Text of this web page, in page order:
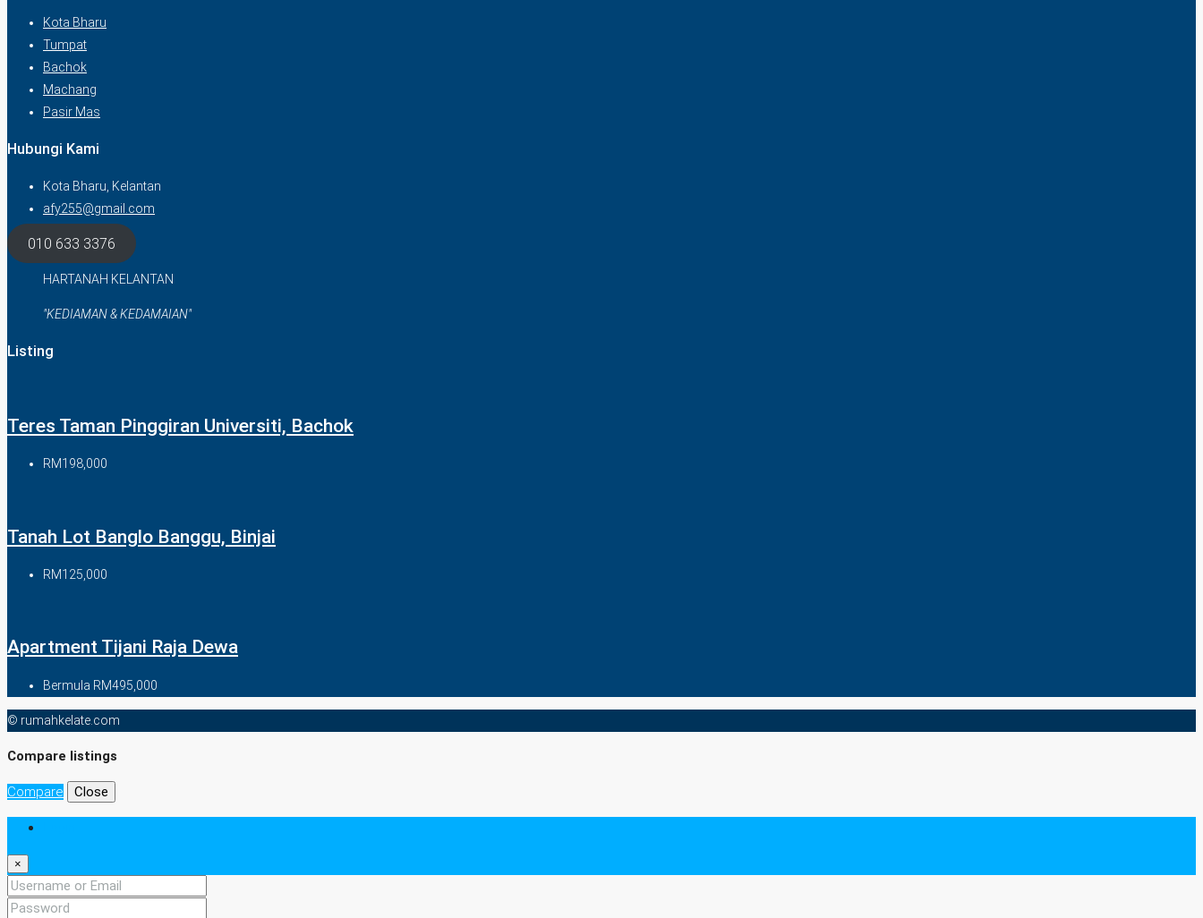
Kota Bharu
Tumpat
Bachok
Machang
Pasir Mas
Hubungi Kami
Kota Bharu, Kelantan
afy255@gmail.com
010 633 3376
HARTANAH KELANTAN
"KEDIAMAN & KEDAMAIAN"
Listing
Teres Taman Pinggiran Universiti, Bachok
RM198,000
Tanah Lot Banglo Banggu, Binjai
RM125,000
Apartment Tijani Raja Dewa
Bermula RM495,000
© rumahkelate.com
Compare listings
Compare Close
×